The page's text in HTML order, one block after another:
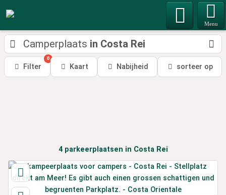
Menu
Camperplaats in Costa Rei
Filter
0
Kaart Nabijheid sorteer op
4parkeerplaatsen in Costa Rei